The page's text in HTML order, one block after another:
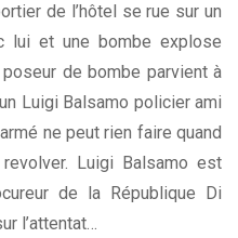
de l’hôtel se rue sur un
lui et une bombe explose
de bombe parvient à
Luigi Balsamo policier ami
ne peut rien faire quand
Luigi Balsamo est
de la République Di
l’attentat…